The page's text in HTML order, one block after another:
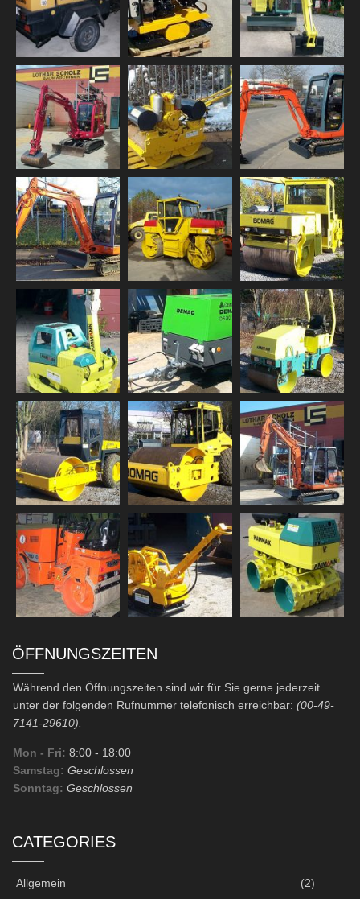
ÖFFNUNGSZEITEN
Während den Öffnungszeiten sind wir für Sie gerne jederzeit
unter der folgenden Rufnummer telefonisch erreichbar: (00-49-
7141-29610).
Mon - Fri: 8:00 - 18:00
Samstag: Geschlossen
Sonntag: Geschlossen
CATEGORIES
Allgemein (2)